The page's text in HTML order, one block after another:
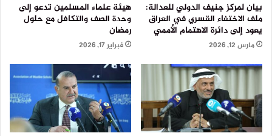
بيان لمركز جنيف الدولي للعدالة:
ملف الاختفاء القسري في العراق
يعود إلى دائرة الاهتمام الأممي
مارس 12, 2026
هيئة علماء المسلمين تدعو إلى
وحدة الصف والتكافل مع حلول
رمضان
فبراير 17, 2026